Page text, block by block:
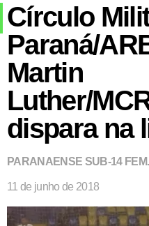
Círculo
Paraná/
Martin
Luther/
dispara na
PARANAENSE SUB-14 FEM.
11 de junho de 2018